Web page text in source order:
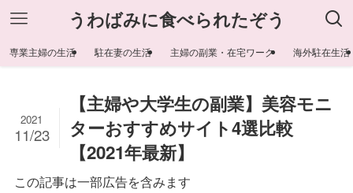
うわばみに食べられたぞう
専業主婦の生活 駐在妻の生活 主婦の副業・在宅ワーク 海外駐在生活
【主婦や大学生の副業】美容モニ
ターおすすめサイト4選比較
【2021年最新】
2021
11/23
この記事は一部広告を含みます